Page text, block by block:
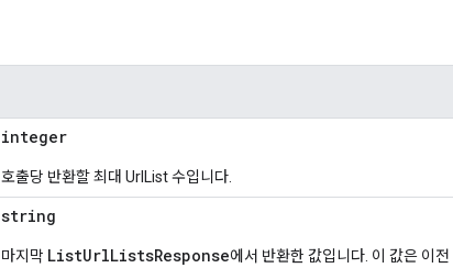
integer
호출당 반환할 최대 UrlList 수입니다.
string
마지막 ListUrlListsResponse에서 반환한 값입니다. 이 값은 이전